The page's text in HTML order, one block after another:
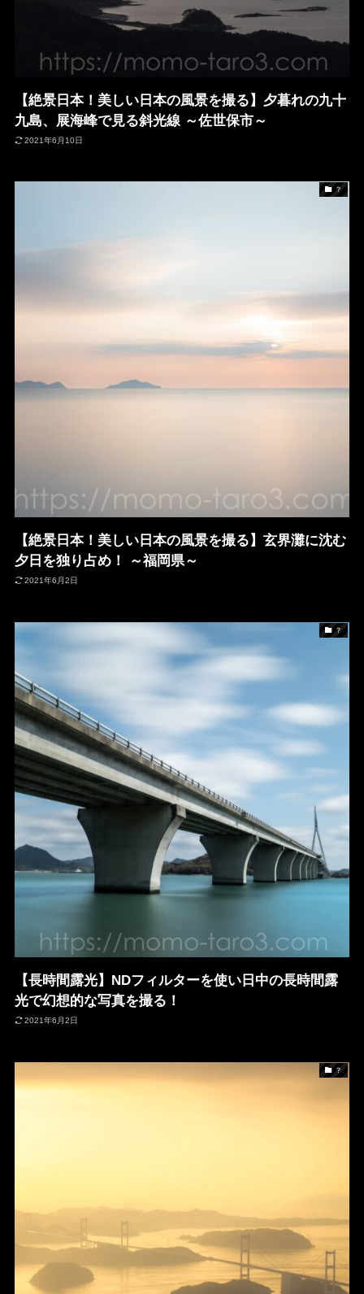
【絶景日本！美しい日本の風景を撮る】夕暮れの九十
九島、展海峰で見る斜光線 ～佐世保市～
2021年6月10日
？
【絶景日本！美しい日本の風景を撮る】玄界灘に沈む
夕日を独り占め！ ～福岡県～
2021年6月2日
？
【長時間露光】NDフィルターを使い日中の長時間露
光で幻想的な写真を撮る！
2021年6月2日
？